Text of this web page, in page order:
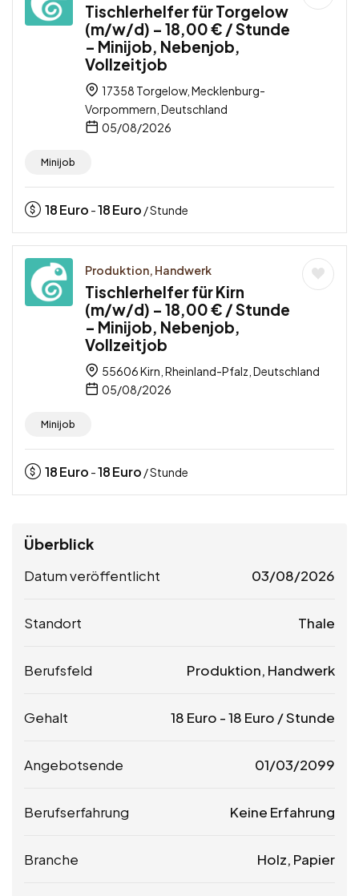
Tischlerhelfer für Torgelow
(m/w/d) – 18,00 € / Stunde
– Minijob, Nebenjob,
Vollzeitjob
17358 Torgelow, Mecklenburg-
Vorpommern, Deutschland
05/08/2026
Minijob
18Euro -18Euro / Stunde
Produktion, Handwerk
Tischlerhelfer für Kirn
(m/w/d) – 18,00 € / Stunde
– Minijob, Nebenjob,
Vollzeitjob
55606 Kirn, Rheinland-Pfalz, Deutschland
05/08/2026
Minijob
18Euro -18Euro / Stunde
Überblick
Datum veröffentlicht 03/08/2026
Standort Thale
Berufsfeld Produktion, Handwerk
Gehalt 18 Euro -18 Euro / Stunde
Angebotsende 01/03/2099
Berufserfahrung Keine Erfahrung
Branche Holz, Papier